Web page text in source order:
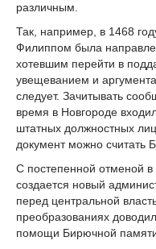
различным.
Так, например, в 1468
Филиппом была
хотевшим перейти в
увещеванием и
следует. Зачитывать
время в Новгороде
штатных должностных
документ можно считать
С постепенной отменой
создается новый
перед центральной
преобразованиях
помощи Бирючной